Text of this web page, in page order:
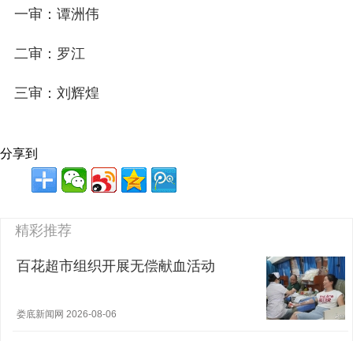
一审：谭洲伟
二审：罗江
三审：刘辉煌
分享到
精彩推荐
百花超市组织开展无偿献血活动
娄底新闻网 2026-08-06